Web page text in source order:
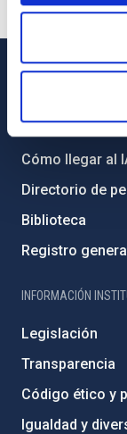
Contacto
Cómo llegar al
Directorio de
Biblioteca
Registro
INFORMACIÓN
Legislación
Transparencia
Código ético y
Igualdad y